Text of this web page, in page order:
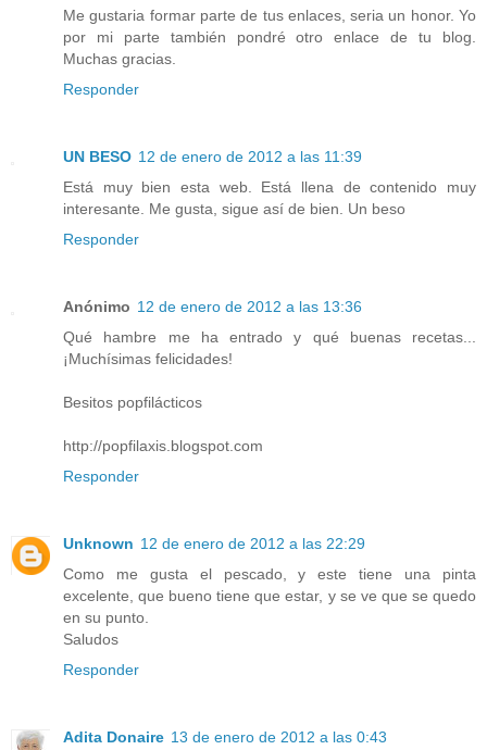
Me gustaria formar parte de tus enlaces, seria un honor. Yo
por mi parte también pondré otro enlace de tu blog.
Muchas gracias.
Responder
UN BESO 12 de enero de 2012 a las 11:39
Está muy bien esta web. Está llena de contenido muy
interesante. Me gusta, sigue así de bien. Un beso
Responder
Anónimo 12 de enero de 2012 a las 13:36
Qué hambre me ha entrado y qué buenas recetas...
¡Muchísimas felicidades!
Besitos popfilácticos
http://popfilaxis.blogspot.com
Responder
Unknown 12 de enero de 2012 a las 22:29
Como me gusta el pescado, y este tiene una pinta
excelente, que bueno tiene que estar, y se ve que se quedo
en su punto.
Saludos
Responder
Adita Donaire 13 de enero de 2012 a las 0:43